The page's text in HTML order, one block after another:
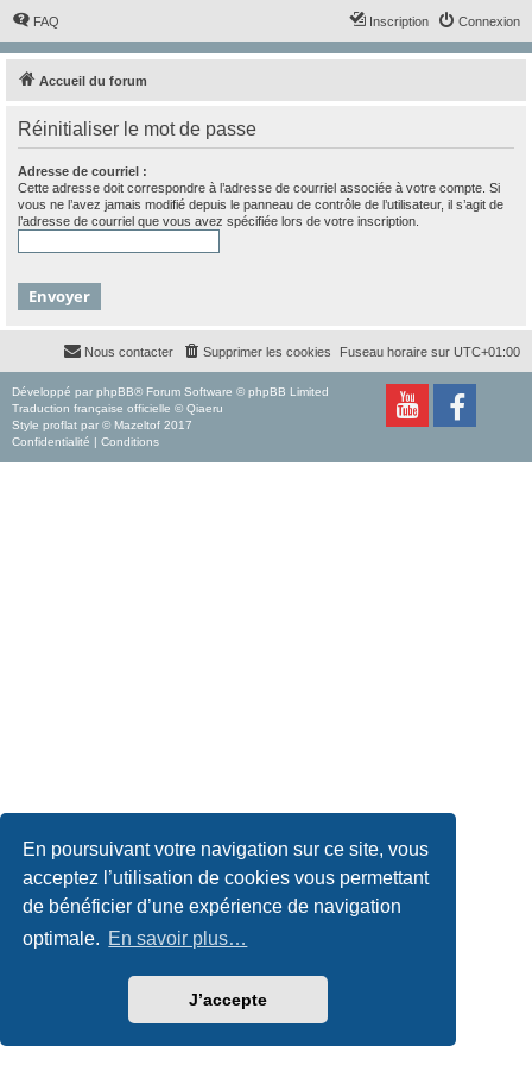
En poursuivant votre navigation sur ce site, vous
acceptez l’utilisation de cookies vous permettant
de bénéficier d’une expérience de navigation
optimale. En savoir plus…
J’accepte
FAQ Connexion
Inscription
Accueil du forum
Réinitialiser le mot de passe
Adresse de courriel :
Cette adresse doit correspondre à l’adresse de courriel associée à votre compte. Si
vous ne l’avez jamais modifié depuis le panneau de contrôle de l’utilisateur, il s’agit de
l’adresse de courriel que vous avez spécifiée lors de votre inscription.
Fuseau horaire sur UTC+01:00
Supprimer les cookies
Nous contacter
Développé par phpBB® Forum Software © phpBB Limited
Traduction française officielle © Qiaeru
Style proflat par © Mazeltof 2017
Confidentialité | Conditions